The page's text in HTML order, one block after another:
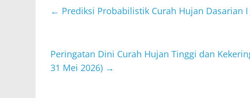
s
p
er e
o
l
← Prediksi Probabilistik Curah Hujan Dasarian
Peringatan Dini Curah Hujan Tinggi dan
31 Mei 2026) →